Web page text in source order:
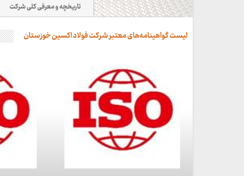
تاریخچه و معرفی کلی شرکت
لیست گواهینامه‌های معتبر شرکت فولاد اکسین خوزستان